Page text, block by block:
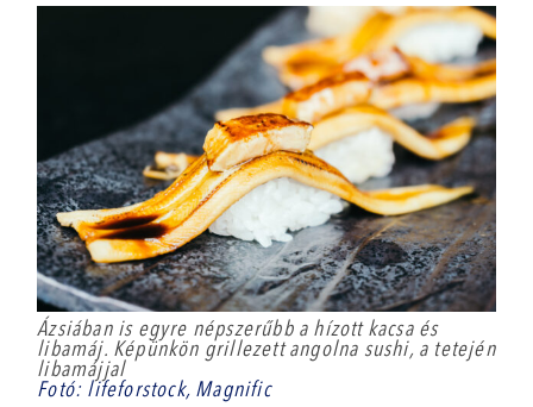
Ázsiában is egyre népszerűbb a hízott kacsa és
libamáj. Képünkön grillezett angolna sushi, a tetején
libamájjal
Fotó: lifeforstock, Magnific